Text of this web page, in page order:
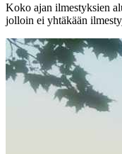
Koko ajan ilmestyksien
jolloin ei yhtäkään